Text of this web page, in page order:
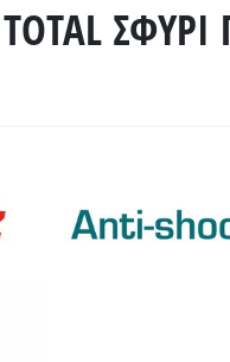
TOTAL